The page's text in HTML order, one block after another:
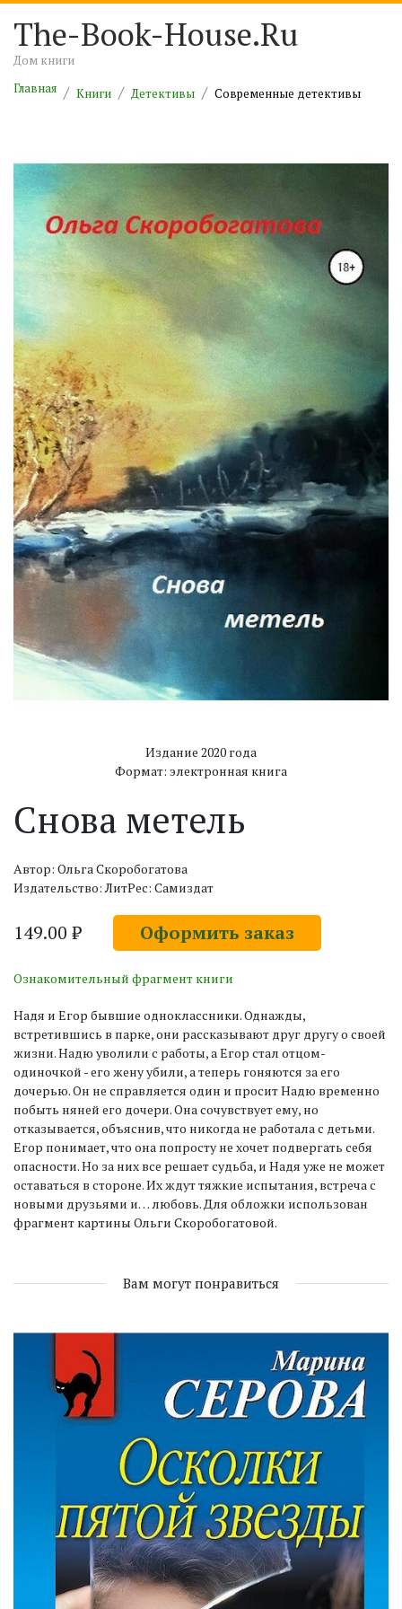
The-Book-House.Ru
Дом книги
Главная
Книги Детективы Современные детективы
Издание 2020 года
Формат: электронная книга
Снова метель
Автор: Ольга Скоробогатова
Издательство: ЛитРес: Самиздат
149.00 ₽ Оформить заказ
Ознакомительный фрагмент книги
Надя и Егор бывшие одноклассники. Однажды,
встретившись в парке, они рассказывают друг другу о своей
жизни. Надю уволили с работы, а Егор стал отцом-
одиночкой - его жену убили, а теперь гоняются за его
дочерью. Он не справляется один и просит Надю временно
побыть няней его дочери. Она сочувствует ему, но
отказывается, объяснив, что никогда не работала с детьми.
Егор понимает, что она попросту не хочет подвергать себя
опасности. Но за них все решает судьба, и Надя уже не может
оставаться в стороне. Их ждут тяжкие испытания, встреча с
новыми друзьями и… любовь. Для обложки использован
фрагмент картины Ольги Скоробогатовой.
Вам могут понравиться